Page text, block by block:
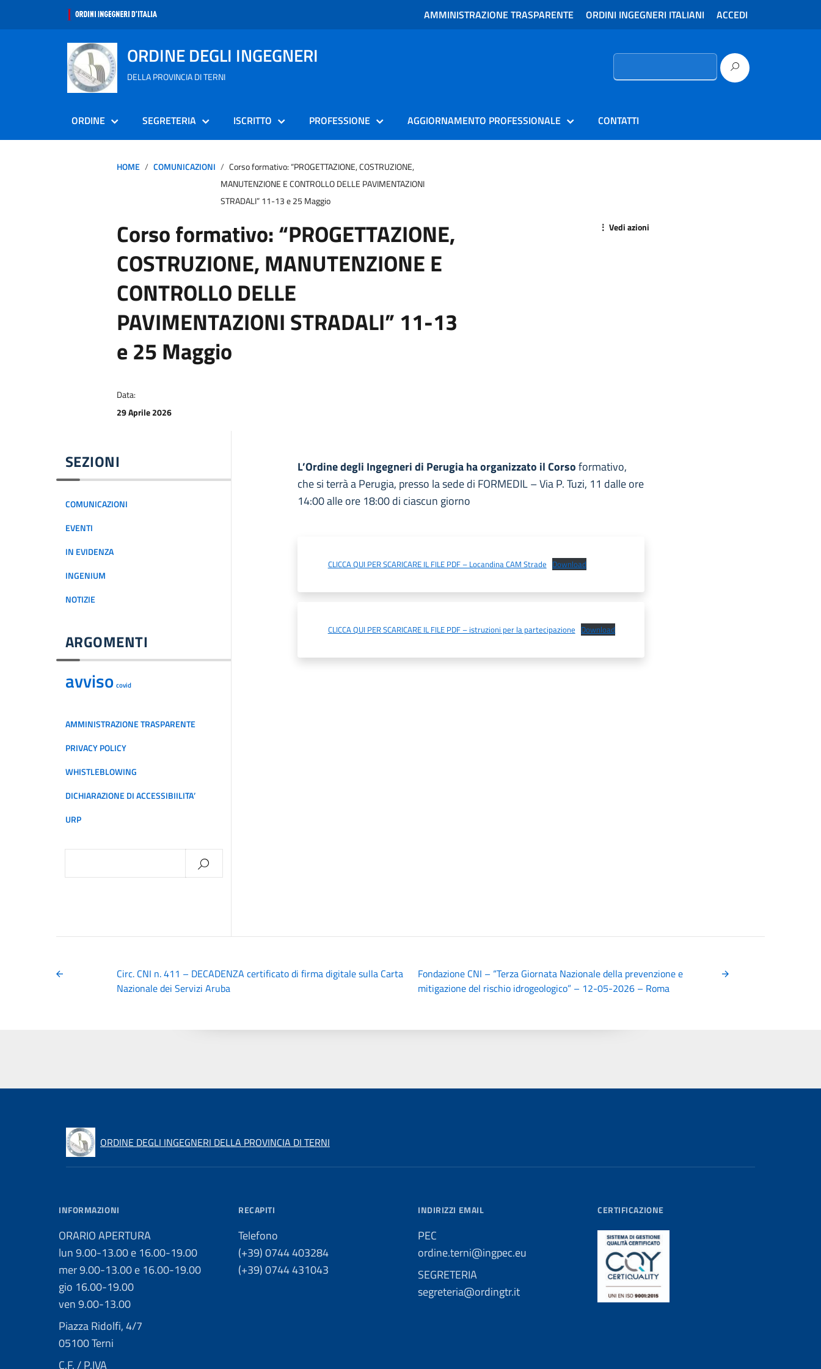
AMMINISTRAZIONE TRASPARENTE ORDINI INGEGNERI ITALIANI ACCEDI
ORDINE DEGLI INGEGNERI
DELLA PROVINCIA DI TERNI
Ricerca
ORDINE SEGRETERIA ISCRITTO PROFESSIONE AGGIORNAMENTO PROFESSIONALE CONTATTI
HOME COMUNICAZIONI
Corso formativo: “PROGETTAZIONE, COSTRUZIONE,
MANUTENZIONE E CONTROLLO DELLE PAVIMENTAZIONI
STRADALI” 11-13 e 25 Maggio
Corso formativo: “PROGETTAZIONE,
COSTRUZIONE, MANUTENZIONE E
CONTROLLO DELLE
PAVIMENTAZIONI STRADALI” 11-13
e 25 Maggio
⋮ Vedi azioni
Data:
29 Aprile 2026
SEZIONI
COMUNICAZIONI
EVENTI
IN EVIDENZA
INGENIUM
NOTIZIE
ARGOMENTI
avviso covid
AMMINISTRAZIONE TRASPARENTE
PRIVACY POLICY
WHISTLEBLOWING
DICHIARAZIONE DI ACCESSIBIILITA’
URP
per:
L’Ordine degli Ingegneri di Perugia ha organizzato il Corsoformativo,
che si terrà a Perugia, presso la sede di FORMEDIL – Via P. Tuzi, 11 dalle ore
14:00 alle ore 18:00 di ciascun giorno
CLICCA QUI PER SCARICARE IL FILE PDF – Locandina CAM Strade Download
CLICCA QUI PER SCARICARE IL FILE PDF – istruzioni per la partecipazione Download
Circ. CNI n. 411 – DECADENZA certificato di firma digitale sulla Carta
Nazionale dei Servizi Aruba
Fondazione CNI – “Terza Giornata Nazionale della prevenzione e
mitigazione del rischio idrogeologico” – 12-05-2026 – Roma
ORDINE DEGLI INGEGNERI DELLA PROVINCIA DI TERNI
INFORMAZIONI
ORARIO APERTURA
lun 9.00-13.00 e 16.00-19.00
mer 9.00-13.00 e 16.00-19.00
gio 16.00-19.00
ven 9.00-13.00
Piazza Ridolfi, 4/7
05100 Terni
C.F. / P.IVA
RECAPITI
Telefono
(+39) 0744 403284
(+39) 0744 431043
INDIRIZZI EMAIL
PEC
ordine.terni@ingpec.eu
SEGRETERIA
segreteria@ordingtr.it
CERTIFICAZIONE